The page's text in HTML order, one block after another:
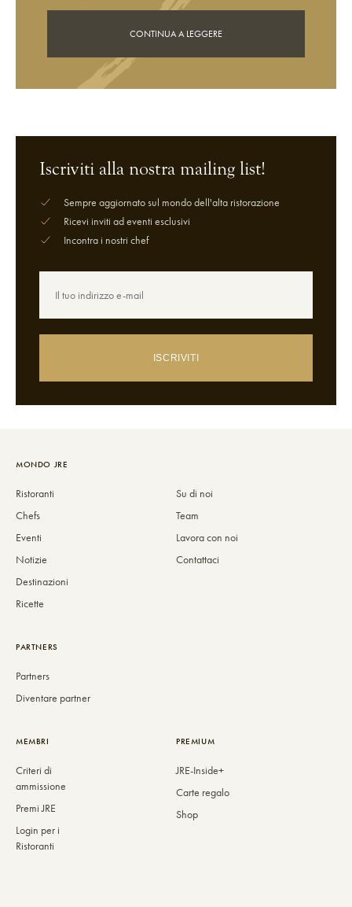
CONTINUA A LEGGERE
Iscriviti alla nostra mailing list!
Sempre aggiornato sul mondo dell'alta ristorazione
Ricevi inviti ad eventi esclusivi
Incontra i nostri chef
ISCRIVITI
MONDO JRE
Ristoranti
Chefs
Eventi
Notizie
Destinazioni
Ricette
Su di noi
Team
Lavora con noi
Contattaci
PARTNERS
Partners
Diventare partner
MEMBRI
Criteri di
ammissione
Premi JRE
Login per i
Ristoranti
PREMIUM
JRE-Inside+
Carte regalo
Shop